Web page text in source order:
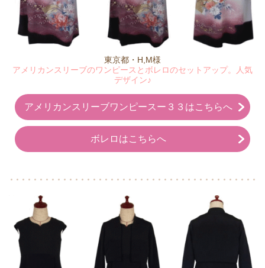
東京都・H,M様
アメリカンスリーブのワンピースとボレロのセットアップ。人気
デザイン♪
アメリカンスリーブワンピースー３３はこちらへ
ボレロはこちらへ